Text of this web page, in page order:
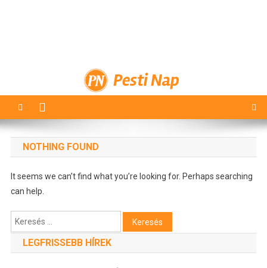
Pesti Nap
NOTHING FOUND
It seems we can’t find what you’re looking for. Perhaps searching
can help.
Keresés:
LEGFRISSEBB HÍREK